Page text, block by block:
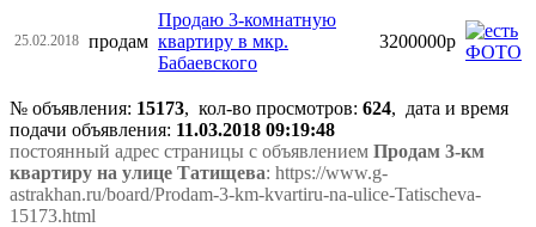
25.02.2018 продам
Продаю 3-комнатную
квартиру в мкр.
Бабаевского
3200000р
№ объявления: 15173, кол-во просмотров: 624, дата и время
подачи объявления: 11.03.2018 09:19:48
постоянный адрес страницы с объявлением Продам 3-км
квартиру на улице Татищева: https://www.g-
astrakhan.ru/board/Prodam-3-km-kvartiru-na-ulice-Tatischeva-
15173.html